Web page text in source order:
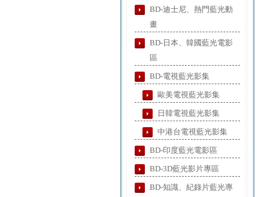
BD-迪士尼、熱門藍光動
畫
BD-日本、韓國藍光電影
區
BD-電視藍光影集
歐美電視藍光影集
日韓電視藍光影集
中港台電視藍光影集
BD-印度藍光電影區
BD-3D藍光影片專區
BD-知識、紀錄片藍光專